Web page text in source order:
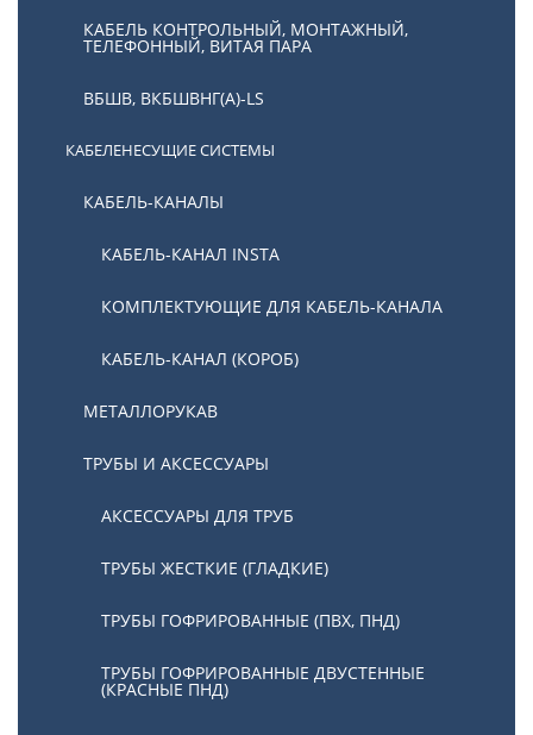
КАБЕЛЬ КОНТРОЛЬНЫЙ, МОНТАЖНЫЙ,
ТЕЛЕФОННЫЙ, ВИТАЯ ПАРА
ВБШВ, ВКБШВНГ(А)-LS
КАБЕЛЕНЕСУЩИЕ СИСТЕМЫ
КАБЕЛЬ-КАНАЛЫ
КАБЕЛЬ-КАНАЛ INSTA
КОМПЛЕКТУЮЩИЕ ДЛЯ КАБЕЛЬ-КАНАЛА
КАБЕЛЬ-КАНАЛ (КОРОБ)
МЕТАЛЛОРУКАВ
ТРУБЫ И АКСЕССУАРЫ
АКСЕССУАРЫ ДЛЯ ТРУБ
ТРУБЫ ЖЕСТКИЕ (ГЛАДКИЕ)
ТРУБЫ ГОФРИРОВАННЫЕ (ПВХ, ПНД)
ТРУБЫ ГОФРИРОВАННЫЕ ДВУСТЕННЫЕ
(КРАСНЫЕ ПНД)